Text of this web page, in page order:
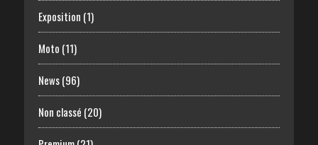
Exposition (1)
Moto (11)
News(96)
Non classé (20)